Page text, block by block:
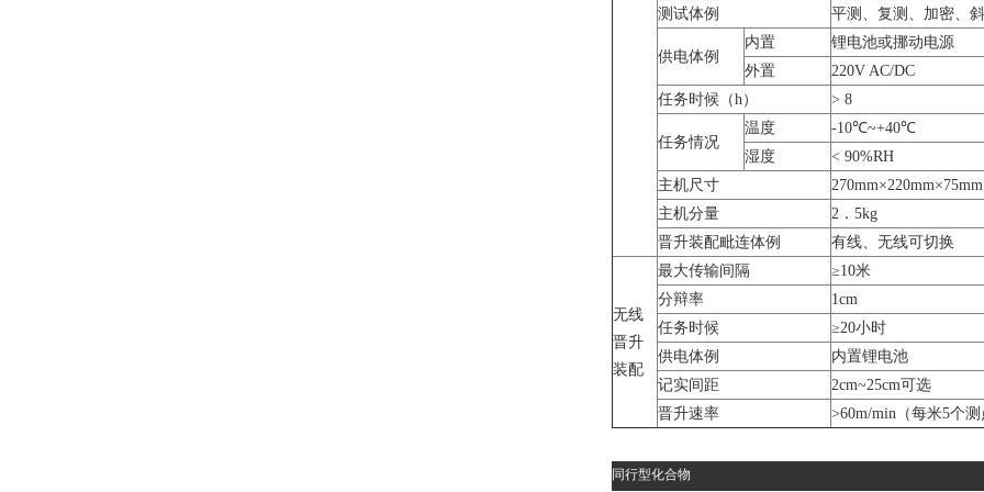
测试体例
平测、复测、加密、
供电体例
内置
锂电池或挪动电源
外置
220V AC/DC
任务时候（h）
> 8
任务情况
温度
-10℃~+40℃
湿度
< 90%RH
主机尺寸
270mm×220mm×75mm
主机分量
2．5kg
晋升装配毗连体例
有线、无线可切换
无线
晋升
装配
最大传输间隔
≥10米
分辩率
1cm
任务时候
≥20小时
供电体例
内置锂电池
记实间距
2cm~25cm可选
晋升速率
>60m/min（每米5个测
同行型化合物